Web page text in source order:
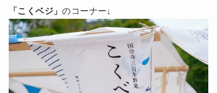
「こくベジ」のコーナー↓